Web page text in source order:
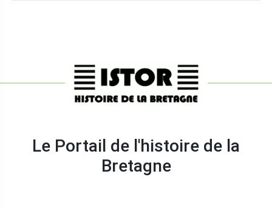
Le Portail de l'histoire de la
Bretagne